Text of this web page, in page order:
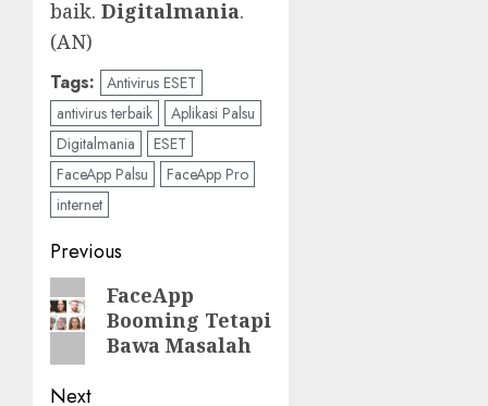
baik. Digitalmania.
(AN)
Tags: Antivirus ESET
antivirus terbaik
Aplikasi Palsu
Digitalmania
ESET
FaceApp Palsu
FaceApp Pro
internet
Post
navigation
Previous
Previous
post:
FaceApp
Booming Tetapi
Bawa Masalah
Next